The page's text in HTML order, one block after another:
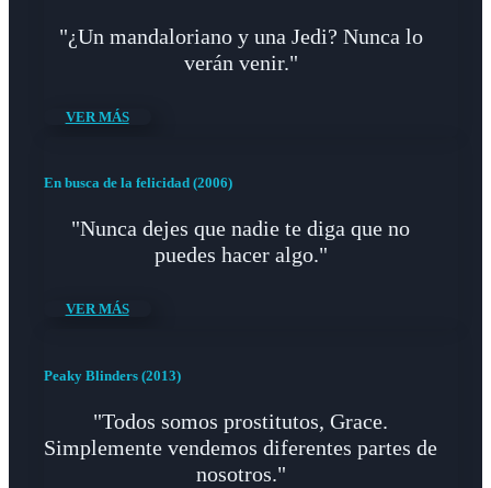
"¿Un mandaloriano y una Jedi? Nunca lo
verán venir."
VER MÁS
En busca de la felicidad (2006)
"Nunca dejes que nadie te diga que no
puedes hacer algo."
VER MÁS
Peaky Blinders (2013)
"Todos somos prostitutos, Grace.
Simplemente vendemos diferentes partes de
nosotros."